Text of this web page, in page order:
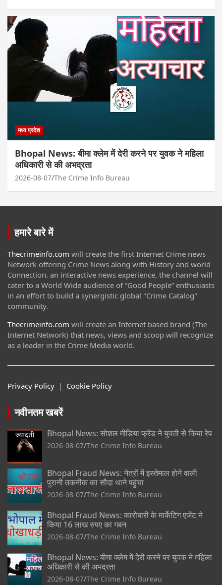
मध्य प्रदेश
Bhopal News: बीमा क्लेम में देरी करने पर युवक ने महिला
अधिकारी से की अभद्रता
2026-08-07 The Crime Info Bureau
हमारे बारे में
Thecrimeinfo.com will create the first Internet Crime news
Network offering Crime News along with History and world
Connection. an interactive news experience, the channel will
cater to a World Wide audience of “Good People” enthusiasts
in an effort to build a synergistic global "Crime Catalog"
community.
Thecrimeinfo.com will create an Internet based brand (The
Internet Network) that news, views and scoop will recognize
as a leader in the Crime Media world.
Privacy Policy | Cookie Policy
नवीनतम खबरें
Bhopal News: सोशल मीडिया फ्रेंड ने युवती से किया रेप
2026-08-07 The Crime Info Bureau
Bhopal Fraud News: नेत्रों में इस्तेमाल होने वाली
पुरानी तकनीक का सौदा थाने पहुंचा
2026-08-07 The Crime Info Bureau
Bhopal Fraud News: कारोबारी के मार्केटिंग एजेंट ने
किया 16 लाख रुपए का गबन
2026-08-07 The Crime Info Bureau
Bhopal News: बीमा क्लेम में देरी करने पर युवक ने महिला
अधिकारी से की अभद्रता
2026-08-07 The Crime Info Bureau